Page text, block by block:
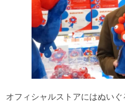
オフィシャルストアにはぬい